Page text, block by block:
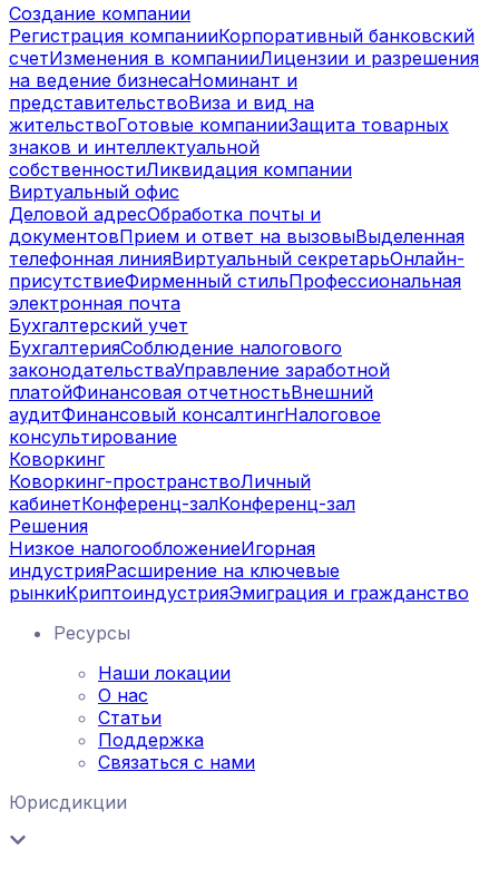
Создание компании
Регистрация компанииКорпоративный банковский
счетИзменения в компанииЛицензии и разрешения
на ведение бизнесаНоминант и
представительствоВиза и вид на
жительствоГотовые компанииЗащита товарных
знаков и интеллектуальной
собственностиЛиквидация компании
Виртуальный офис
Деловой адресОбработка почты и
документовПрием и ответ на вызовыВыделенная
телефонная линияВиртуальный секретарьОнлайн-
присутствиеФирменный стильПрофессиональная
электронная почта
Бухгалтерский учет
БухгалтерияСоблюдение налогового
законодательстваУправление заработной
платойФинансовая отчетностьВнешний
аудитФинансовый консалтингНалоговое
консультирование
Коворкинг
Коворкинг-пространствоЛичный
кабинетКонференц-залКонференц-зал
Решения
Низкое налогообложениеИгорная
индустрияРасширение на ключевые
рынкиКриптоиндустрияЭмиграция и гражданство
Ресурсы
Наши локации
О нас
Статьи
Поддержка
Связаться с нами
Юрисдикции